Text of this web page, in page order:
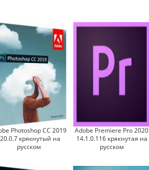
Photoshop CC 2019
крякнутый на
русском
Adobe Premiere Pro 2020
14.1.0.116 крякнутая на
русском